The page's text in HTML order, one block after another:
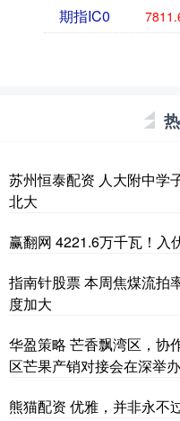
期指IC0
苏州恒泰配资 人大附中学
北大
赢翻网 4221.6万千瓦！入
指南针股票 本周焦煤流拍
度加大
华盈策略 芒香飘湾区，协
区芒果产销对接会在深举办
熊猫配资 优雅，并非永不